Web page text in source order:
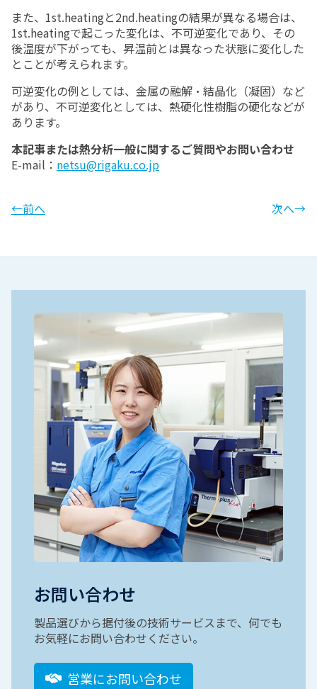
また、1st.heatingと2nd.heatingの結果が異なる場合は、
1st.heatingで起こった変化は、不可逆変化であり、その
後温度が下がっても、昇温前とは異なった状態に変化した
とことが考えられます。
可逆変化の例としては、金属の融解・結晶化（凝固）など
があり、不可逆変化としては、熱硬化性樹脂の硬化などが
あります。
本記事または熱分析一般に関するご質問やお問い合わせ
E-mail： netsu@rigaku.co.jp
←前へ 次へ→
お問い合わせ
製品選びから据付後の技術サービスまで、何でも
お気軽にお問い合わせください。
営業にお問い合わせ